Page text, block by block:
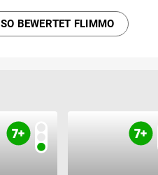
SO BEWERTET FLIMMO